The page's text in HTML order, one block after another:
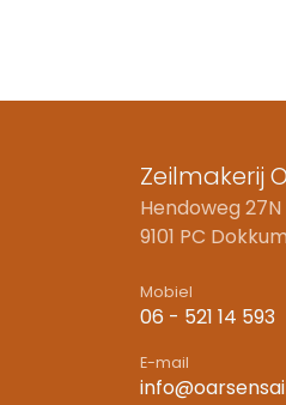
Zeilmakerij
Hendoweg 27N
9101 PC Dokkum
Mobiel
06 - 521 14 593
E-mail